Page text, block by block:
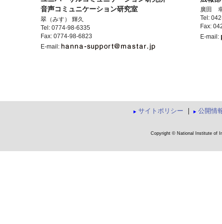
音声コミュニケーション研究室
翠（みす） 輝久
Tel: 0774-98-6335
Fax: 0774-98-6823
E-mail:
廣田
Tel:
Fax:
E-mail:
サイトポリシー 公開情
Copyright © National Institute of